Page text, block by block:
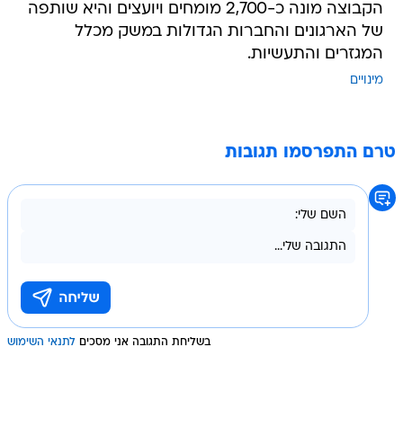
הקבוצה מונה כ-2,700 מומחים ויועצים והיא שותפה
של הארגונים והחברות הגדולות במשק מכלל
המגזרים והתעשיות.
מינויים
טרם התפרסמו תגובות
בשליחת התגובה אני מסכים לתנאי השימוש